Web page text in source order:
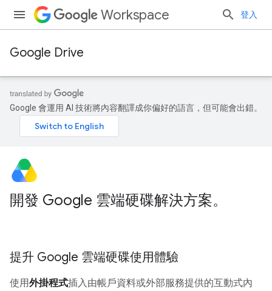
Workspace 登入
Google Drive
Google 會運用 AI 技術將內容翻譯成你偏好的語言，但可能會出錯。
開發 Google 雲端硬碟解決方案。
提升 Google 雲端硬碟使用體驗
使用外掛程式插入由帳戶資料或外部服務提供的互動式內